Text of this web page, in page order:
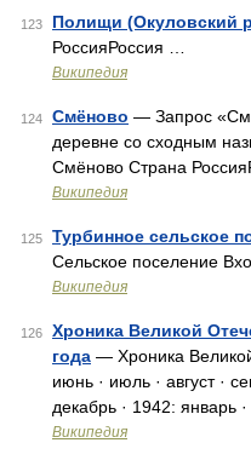
123 Полищи (Окуловский
РоссияРоссия …
Википедия
124 Смёново — Запрос
деревне со сходным
Смёново Страна
Википедия
125 Турбинное сельское
Сельское поселение
Википедия
126
Хроника Великой
года — Хроника
июнь · июль · август ·
декабрь · 1942: январь
Википедия